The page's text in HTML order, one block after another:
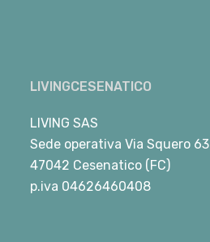
LIVINGCESENATICO
LIVING SAS
Sede operativa Via Squero 63
47042 Cesenatico (FC)
p.iva 04626460408